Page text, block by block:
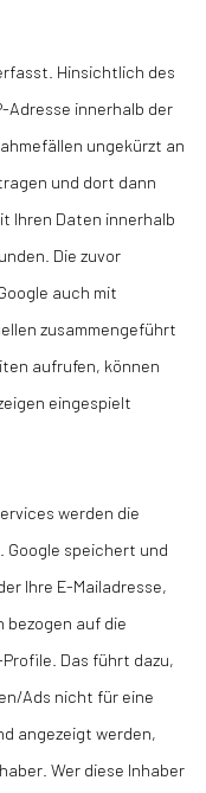
Hinsichtlich des
Adresse innerhalb der
ungekürzt an
und dort dann
Ihren Daten innerhalb
Die zuvor
auch mit
zusammengeführt
aufrufen, können
eingespielt
werden die
Google speichert und
Ihre E-Mailadresse,
auf die
Das führt dazu,
Ads nicht für eine
angezeigt werden,
Wer diese Inhaber